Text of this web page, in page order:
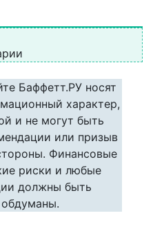
Баффетт.РУ носят
характер,
и не могут быть
или призыв
Финансовые
риски и любые
должны быть